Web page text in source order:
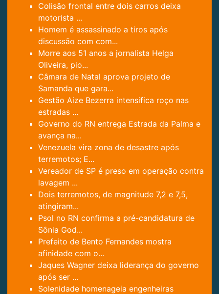
Colisão frontal entre dois carros deixa
motorista ...
Homem é assassinado a tiros após
discussão com com...
Morre aos 51 anos a jornalista Helga
Oliveira, pio...
Câmara de Natal aprova projeto de
Samanda que gara...
Gestão Aize Bezerra intensifica roço nas
estradas ...
Governo do RN entrega Estrada da Palma e
avança na...
Venezuela vira zona de desastre após
terremotos; E...
Vereador de SP é preso em operação contra
lavagem ...
Dois terremotos, de magnitude 7,2 e 7,5,
atingiram...
Psol no RN confirma a pré-candidatura de
Sônia God...
Prefeito de Bento Fernandes mostra
afinidade com o...
Jaques Wagner deixa liderança do governo
após ser ...
Solenidade homenageia engenheiras